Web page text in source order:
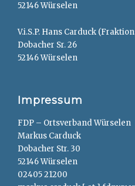
52146 Würselen
V.i.S.P. Hans Carduck
Dobacher Sr. 26
52146 Würselen
Impressum
FDP – Ortsverband Würselen
Markus Carduck
Dobacher Str. 30
52146 Würselen
02405 21200